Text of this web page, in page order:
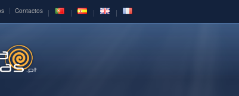
Contactos